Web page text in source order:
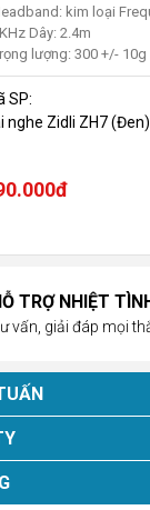
kim loại
Dây: 2.4m
lượng: 300 +/- 10g
SP:
nghe Zidli ZH7 (Đen)
TRỢ NHIỆT
vấn, giải đáp mọi